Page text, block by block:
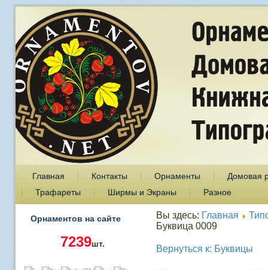
Главная Контакты Орнаменты
Домовая
Трафареты
Ширмы и Экраны Разное
Орнаментов на сайте
7239шт.
Вы здесь: Главная
Буквица 0009
Вернуться к: Буквицы